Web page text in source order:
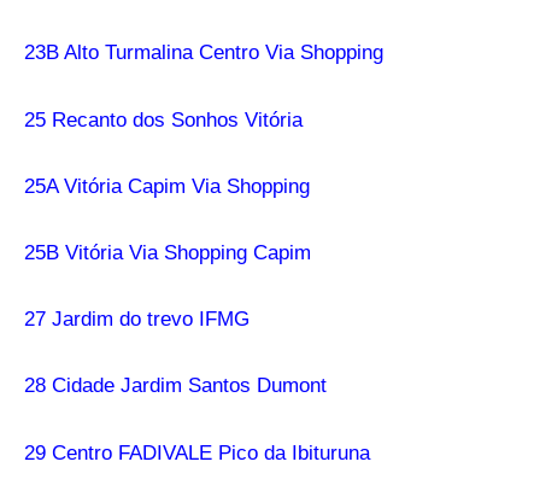
23B Alto Turmalina Centro Via Shopping
25 Recanto dos Sonhos Vitória
25A Vitória Capim Via Shopping
25B Vitória Via Shopping Capim
27 Jardim do trevo IFMG
28 Cidade Jardim Santos Dumont
29 Centro FADIVALE Pico da Ibituruna